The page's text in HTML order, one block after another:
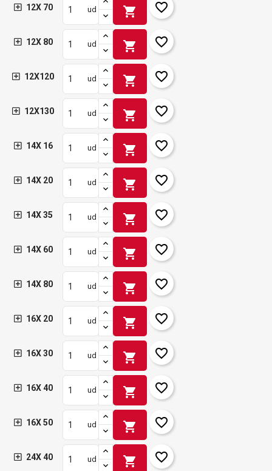
12X 70 ud shopping_cart favorite_border
12X 80 ud shopping_cart favorite_border
12X120 ud shopping_cart favorite_border
12X130 ud shopping_cart favorite_border
14X 16 ud shopping_cart favorite_border
14X 20 ud shopping_cart favorite_border
14X 35 ud shopping_cart favorite_border
14X 60 ud shopping_cart favorite_border
14X 80 ud shopping_cart favorite_border
16X 20 ud shopping_cart favorite_border
16X 30 ud shopping_cart favorite_border
16X 40 ud shopping_cart favorite_border
16X 50 ud shopping_cart favorite_border
24X 40 ud shopping_cart favorite_border